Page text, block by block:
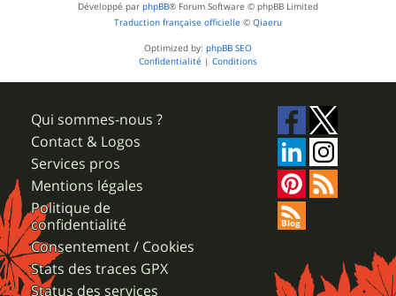
Développé par phpBB® Forum Software © phpBB Limited
Traduction française officielle © Qiaeru
Optimized by: phpBB SEO
Confidentialité | Conditions
Qui sommes-nous ?
Contact & Logos
Services pros
Mentions légales
Politique de
confidentialité
Consentement / Cookies
Stats des traces GPX
Status des services